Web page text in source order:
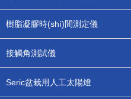
樹脂凝膠時(shí)間測定儀
接觸角測試儀
Seric盆栽用人工太陽燈